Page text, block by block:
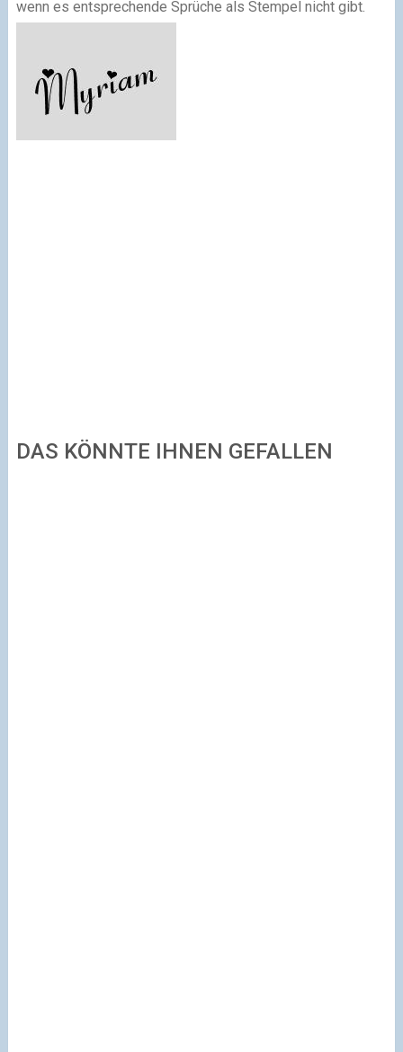
wenn es entsprechende Sprüche als Stempel nicht gibt.
DAS KÖNNTE IHNEN GEFALLEN